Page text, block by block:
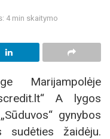
4 min skaitymo
Marijampolėje
A lygos
gynybos
sudėties žaidėju.